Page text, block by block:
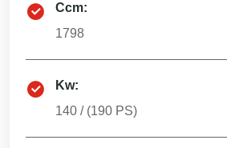
Ccm:
1798
Kw:
140 / (190 PS)